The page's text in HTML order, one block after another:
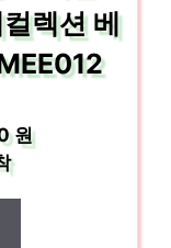
렉션 베
원